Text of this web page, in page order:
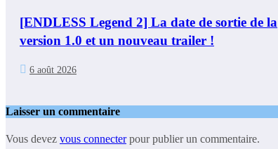
[ENDLESS Legend 2] La date de sortie de la
version 1.0 et un nouveau trailer !
6 août 2026
Laisser un commentaire
Vous devez vous connecterpour publier un commentaire.